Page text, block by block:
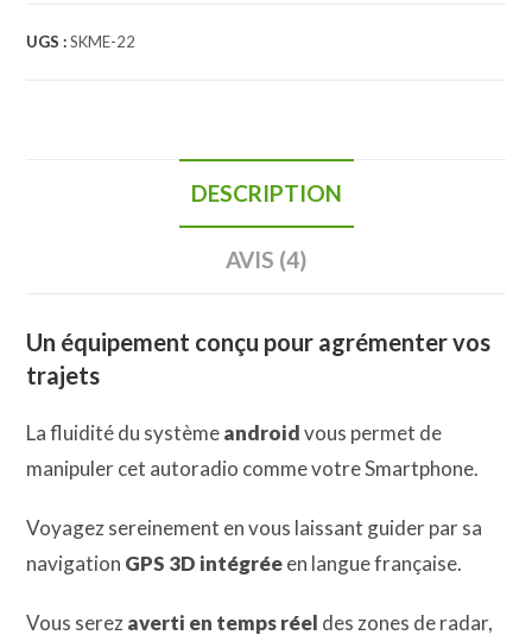
Android
UGS :SKME-22
DESCRIPTION
AVIS (4)
Un équipement conçu pour agrémenter vos
trajets
La fluidité du systèmeandroidvous permet de
manipuler cet autoradio comme votre Smartphone.
Voyagez sereinement en vous laissant guider par sa
navigation GPS 3D intégréeen langue française.
Vous serezaverti en temps réel des zones de radar,